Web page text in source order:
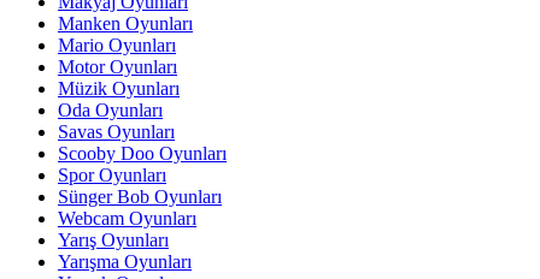
Manken Oyunları
Mario Oyunları
Motor Oyunları
Müzik Oyunları
Oda Oyunları
Savas Oyunları
Scooby Doo Oyunları
Spor Oyunları
Sünger Bob Oyunları
Webcam Oyunları
Yarış Oyunları
Yarışma Oyunları